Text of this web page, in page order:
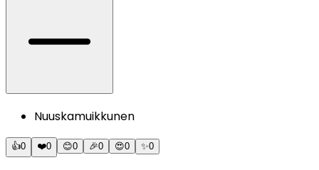
Nuuskamuikkunen
👍0 ❤️0 😊0 🎉0 😍0 ✨0